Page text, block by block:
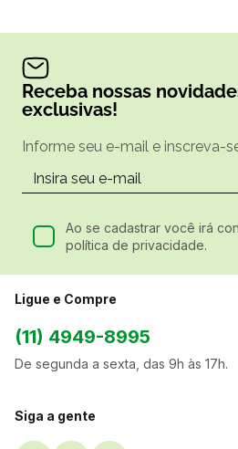
Receba nossas
exclusivas!
Informe seu e-mail e inscreva-
Ao se cadastrar você irá
política de privacidade.
Ligue e Compre
(11) 4949-8995
De segunda a sexta, das 9h às 17h.
Siga a gente